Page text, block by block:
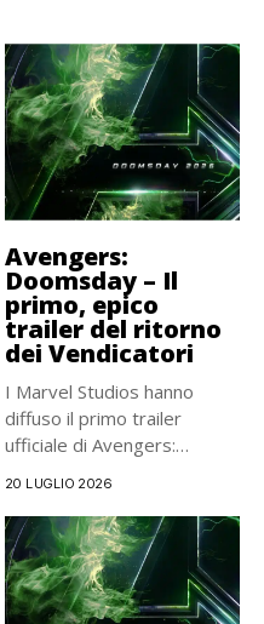
Avengers:
Doomsday – Il
primo, epico
trailer del ritorno
dei Vendicatori
I Marvel Studios hanno
diffuso il primo trailer
ufficiale di Avengers:
20 LUGLIO 2026